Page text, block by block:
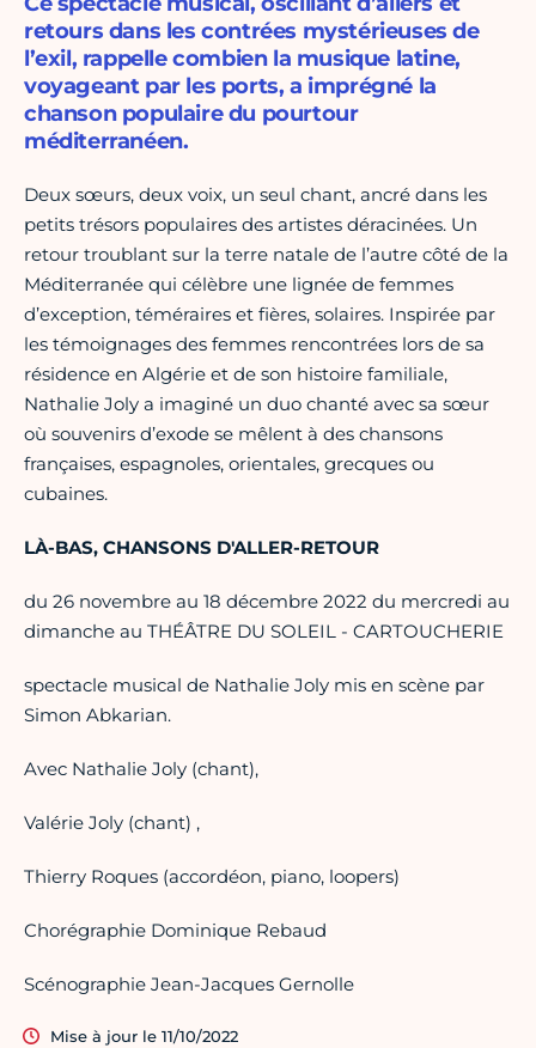
retours dans les contrées mystérieuses de
l’exil, rappelle combien la musique latine,
voyageant par les ports, a imprégné la
chanson populaire du pourtour
méditerranéen.
Deux sœurs, deux voix, un seul chant, ancré dans les
petits trésors populaires des artistes déracinées. Un
retour troublant sur la terre natale de l’autre côté de la
Méditerranée qui célèbre une lignée de femmes
d’exception, téméraires et fières, solaires. Inspirée par
les témoignages des femmes rencontrées lors de sa
résidence en Algérie et de son histoire familiale,
Nathalie Joly a imaginé un duo chanté avec sa sœur
où souvenirs d’exode se mêlent à des chansons
françaises, espagnoles, orientales, grecques ou
cubaines.
LÀ-BAS, CHANSONS D'ALLER-RETOUR
du 26 novembre au 18 décembre 2022 du mercredi au
dimanche au THÉÂTRE DU SOLEIL - CARTOUCHERIE
spectacle musical de Nathalie Joly mis en scène par
Simon Abkarian.
Avec Nathalie Joly (chant),
Valérie Joly (chant) ,
Thierry Roques (accordéon, piano, loopers)
Chorégraphie Dominique Rebaud
Scénographie Jean-Jacques Gernolle
Mise à jour le 11/10/2022